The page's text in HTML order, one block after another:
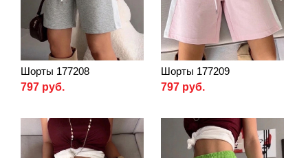
Шорты 177208
797 руб.
Шорты 177209
797 руб.